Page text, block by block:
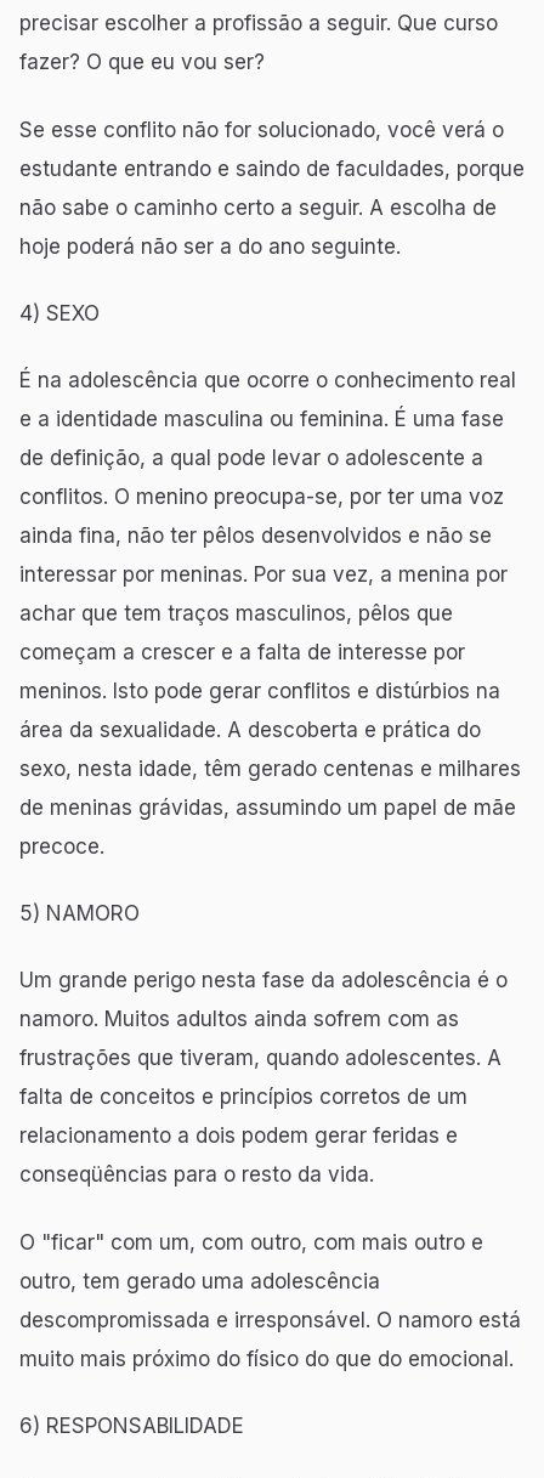
precisar escolher a profissão a seguir. Que curso
fazer? O que eu vou ser?
Se esse conflito não for solucionado, você verá o
estudante entrando e saindo de faculdades, porque
não sabe o caminho certo a seguir. A escolha de
hoje poderá não ser a do ano seguinte.
4) SEXO
É na adolescência que ocorre o conhecimento real
e a identidade masculina ou feminina. É uma fase
de definição, a qual pode levar o adolescente a
conflitos. O menino preocupa-se, por ter uma voz
ainda fina, não ter pêlos desenvolvidos e não se
interessar por meninas. Por sua vez, a menina por
achar que tem traços masculinos, pêlos que
começam a crescer e a falta de interesse por
meninos. Isto pode gerar conflitos e distúrbios na
área da sexualidade. A descoberta e prática do
sexo, nesta idade, têm gerado centenas e milhares
de meninas grávidas, assumindo um papel de mãe
precoce.
5) NAMORO
Um grande perigo nesta fase da adolescência é o
namoro. Muitos adultos ainda sofrem com as
frustrações que tiveram, quando adolescentes. A
falta de conceitos e princípios corretos de um
relacionamento a dois podem gerar feridas e
conseqüências para o resto da vida.
O "ficar" com um, com outro, com mais outro e
outro, tem gerado uma adolescência
descompromissada e irresponsável. O namoro está
muito mais próximo do físico do que do emocional.
6) RESPONSABILIDADE